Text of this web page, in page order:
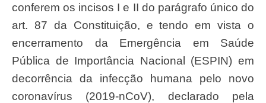
conferem os incisos I e II do parágrafo único do
art. 87 da Constituição, e tendo em vista o
encerramento da Emergência em Saúde
Pública de Importância Nacional (ESPIN) em
decorrência da infecção humana pelo novo
coronavírus (2019-nCoV), declarado pela